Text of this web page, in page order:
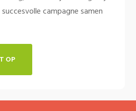
campagne samen
OP